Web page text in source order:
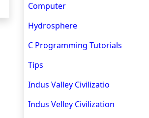
Computer
Hydrosphere
C Programming Tutorials
Tips
Indus Valley Civilizatio
Indus Velley Civilization